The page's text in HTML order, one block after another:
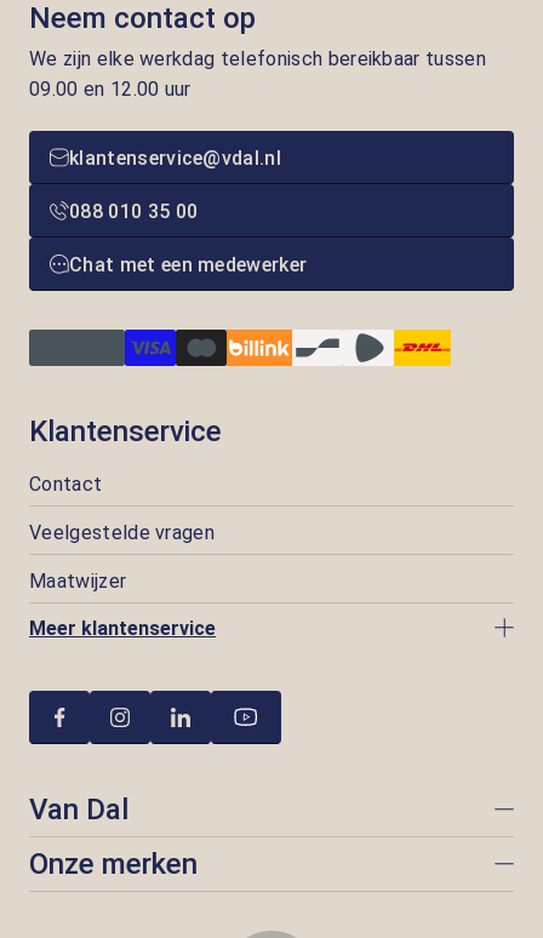
Neem contact op
We zijn elke werkdag telefonisch bereikbaar tussen
09.00 en 12.00 uur
klantenservice@vdal.nl
088 010 35 00
Chat met een medewerker
Klantenservice
Contact
Veelgestelde vragen
Maatwijzer
Meer klantenservice
Van Dal
Onze merken